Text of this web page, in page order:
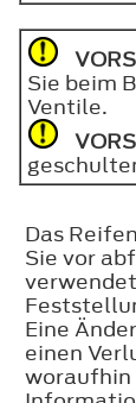
Sie beim
Ventile.
Das
Sie vor
Eine
einen
woraufhin